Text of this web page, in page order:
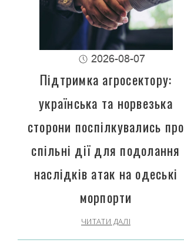
2026-08-07
Підтримка агросектору:
українська та норвезька
сторони поспілкувались про
спільні дії для подолання
наслідків атак на одеські
морпорти
ЧИТАТИ ДАЛІ